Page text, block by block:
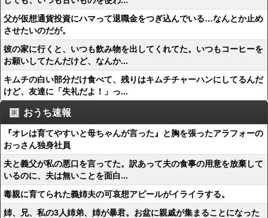
父が仮想通貨投資にハマって退職金をつぎ込んでいる…なんとか止め
させたいのだが。
彼の家に行くと、いつも飲み物を出してくれてた。いつもコーヒーを
お願いしてたんだけど、なんか...
キムチの白い部分だけ食べて、残りはキムチチャーハンにしてるんだ
けど、友達に「失礼だよ！」っ...
おうち速報
『オレは育てやすいと母ちゃんが言った』と胸を張ったアラフォーの
おっさん独身社員
夫と義父が私の悪口を言ってた。訳あって夫の食事の用意を放棄して
いるのに、夫は無いことを面白...
毒親に育てられた義姉夫の可哀想アピールがイライラする。
姉、兄、私の3人姉弟、姉が暴君。お盆に親戚が集まることになった